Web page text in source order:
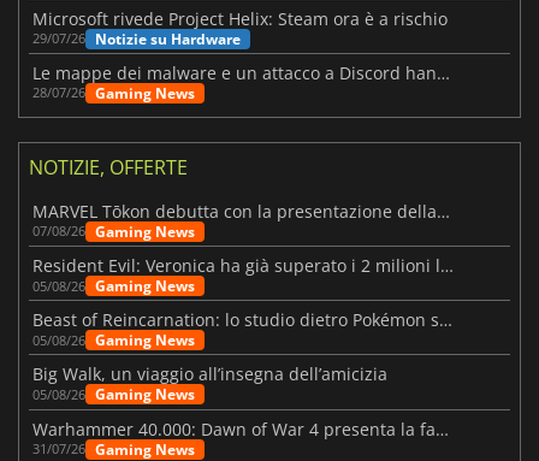
Microsoft rivede Project Helix: Steam ora è a rischio
29/07/26 Notizie su Hardware
Le mappe dei malware e un attacco a Discord hanno colpito Meccha Chameleon
28/07/26 Gaming News
NOTIZIE, OFFERTE
MARVEL Tōkon debutta con la presentazione della roadmap per il primo anno
07/08/26 Gaming News
Resident Evil: Veronica ha già superato i 2 milioni liste dei desideri
05/08/26 Gaming News
Beast of Reincarnation: lo studio dietro Pokémon su una nuova strada
05/08/26 Gaming News
Big Walk, un viaggio all’insegna dell’amicizia
05/08/26 Gaming News
Warhammer 40.000: Dawn of War 4 presenta la fazione dei Necron
31/07/26 Gaming News